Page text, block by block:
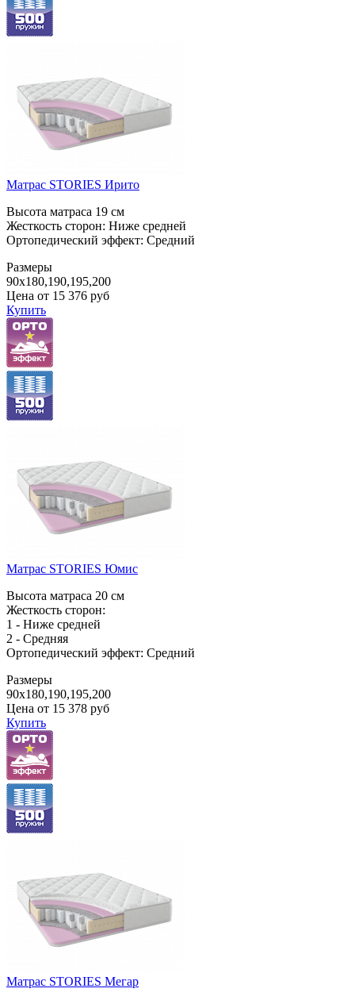
Матрас STORIES Ирито
Высота матраса 19 см
Жесткость сторон: Ниже средней
Ортопедический эффект: Средний
Размеры
90x180,190,195,200
Цена от 15 376 руб
Купить
Матрас STORIES Юмис
Высота матраса 20 см
Жесткость сторон:
1 - Ниже средней
2 - Средняя
Ортопедический эффект: Средний
Размеры
90x180,190,195,200
Цена от 15 378 руб
Купить
Матрас STORIES Мегар